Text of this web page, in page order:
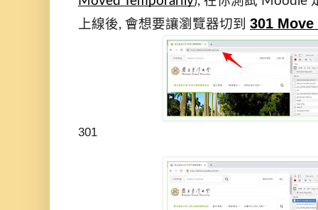
上線後, 會想要讓瀏覽器切到 301
301